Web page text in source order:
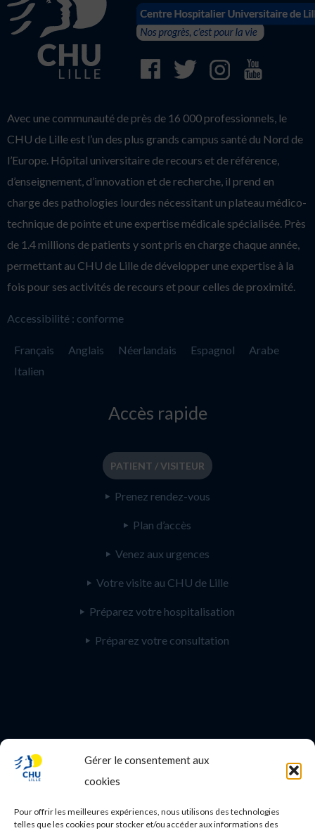
Gérer le consentement aux
cookies
Pour offrir les meilleures expériences, nous utilisons des technologies
telles que les cookies pour stocker et/ou accéder aux informations des
Avec une communauté de près de 16 000 professionnels, le
CHU de Lille est l’un des plus grands campus santé du Nord de
l’Europe. Hôpital universitaire de recours et de référence,
d’enseignement, d’innovation et de recherche, il prend en
charge des pathologies lourdes nécessitant un plateau médico-
technique de pointe et une expertise médicale spécialisée. Près
de 1.4 millions de patients y sont pris en charge chaque année,
permettant au CHU de Lille de développer une expertise à la
fois pour ses activités de recours et pour celles de proximité.
Accessibilité : conforme
Français Anglais Néerlandais Espagnol
Arabe
Italien
Accès rapide
PATIENT / VISITEUR
Prenez rendez-vous
Plan d’accès
Venez aux urgences
Votre visite au CHU de Lille
Préparez votre hospitalisation
Préparez votre consultation
PROFESSIONNEL DE SANTE
Nos essais cliniques